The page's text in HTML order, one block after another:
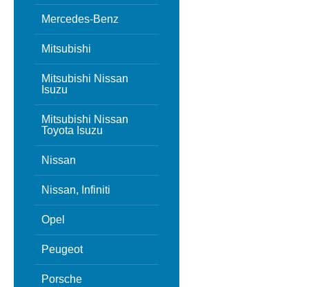
Mercedes-Benz
Mitsubishi
Mitsubishi Nissan
Isuzu
Mitsubishi Nissan
Toyota Isuzu
Nissan
Nissan, Infiniti
Opel
Peugeot
Porsche